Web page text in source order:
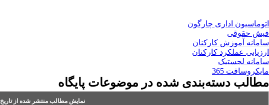
اتوماسیون اداری چارگون
فیش حقوقی
سامانه آموزش کارکنان
ارزیابی عملکرد کارکنان
سامانه لجستیک
مایکروسافت 365
مطالب دسته‌بندی شده در موضوعات پایگاه
نمایش مطالب منتشر شده از تاریخ